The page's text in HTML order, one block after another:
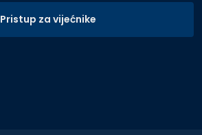
Pristup za vijećnike